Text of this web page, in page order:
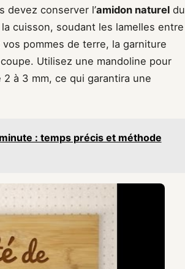
devez conserver l’amidon naturel du
cuisson, soudant les lamelles entre
pommes de terre, la garniture
Utilisez une mandoline pour
à 3 mm, ce qui garantira une
: temps précis et méthode